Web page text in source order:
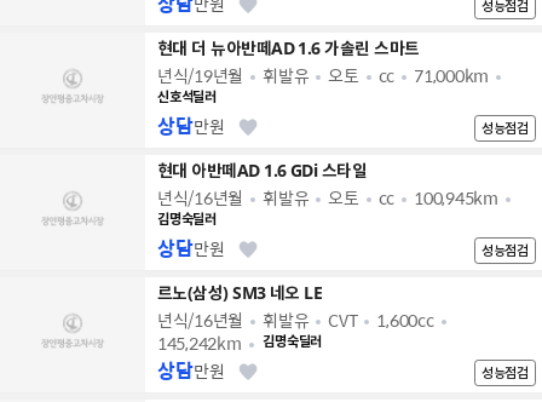
성능점검
현대 더 뉴아반떼AD 1.6 가솔린 스마트
년식/19년월 휘발유 오토 cc 71,000km
신호석딜러
성능점검
상담만원
현대 아반떼AD 1.6 GDi 스타일
년식/16년월 휘발유 오토 cc 100,945km
김명숙딜러
성능점검
상담만원
르노(삼성) SM3 네오 LE
년식/16년월 휘발유 CVT
1,600cc
145,242km
김명숙딜러
성능점검
상담만원